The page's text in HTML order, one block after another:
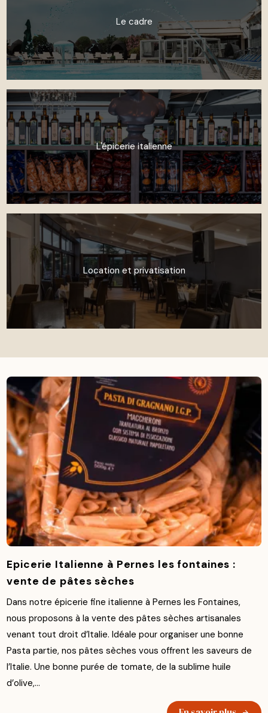
Le cadre
L'épicerie italienne
Location et privatisation
Epicerie Italienne à Pernes les fontaines :
vente de pâtes sèches
Dans notre épicerie fine italienne à Pernes les Fontaines,
nous proposons à la vente des pâtes sèches artisanales
venant tout droit d’Italie. Idéale pour organiser une bonne
Pasta partie, nos pâtes sèches vous offrent les saveurs de
l’Italie. Une bonne purée de tomate, de la sublime huile
d’olive,...